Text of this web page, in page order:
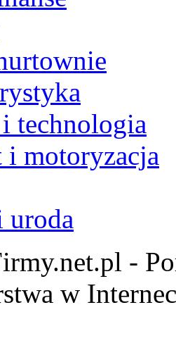
technologia
i motoryzacja
uroda
-
w